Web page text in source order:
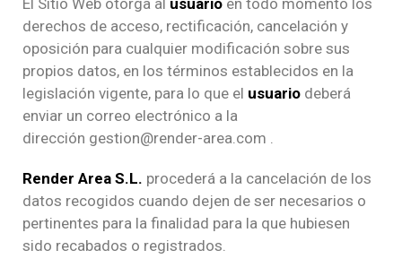
El Sitio Web otorga al usuario en todo momento los
derechos de acceso, rectificación, cancelación y
oposición para cualquier modificación sobre sus
propios datos, en los términos establecidos en la
legislación vigente, para lo que el usuario deberá
enviar un correo electrónico a la
dirección gestion@render-area.com .
Render Area S.L. procederá a la cancelación de los
datos recogidos cuando dejen de ser necesarios o
pertinentes para la finalidad para la que hubiesen
sido recabados o registrados.